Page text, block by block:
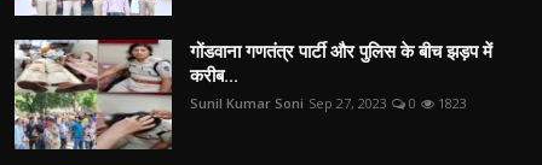
गोंडवाना गणतंत्र पार्टी और पुलिस के बीच झड़प में
करीब...
Sunil Kumar Soni Sep 27, 2023 0 1823